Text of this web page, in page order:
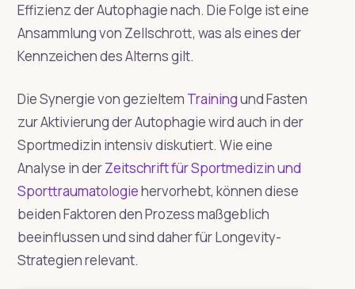
Effizienz der Autophagie nach. Die Folge ist eine
Ansammlung von Zellschrott, was als eines der
Kennzeichen des Alterns gilt.
Die Synergie von gezieltem Trainingund Fasten
zur Aktivierung der Autophagie wird auch in der
Sportmedizin intensiv diskutiert. Wie eine
Analyse in derZeitschrift für Sportmedizin und
Sporttraumatologiehervorhebt, können diese
beiden Faktoren den Prozess maßgeblich
beeinflussen und sind daher für Longevity-
Strategien relevant.